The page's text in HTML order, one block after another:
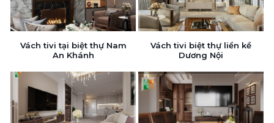
Vách tivi tại biệt thự Nam
An Khánh
Vách tivi biệt thự liền kề
Dương Nội